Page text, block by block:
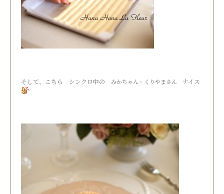
そして、こちら シンクロ中の みかちゃん・くりやまさん ナイス